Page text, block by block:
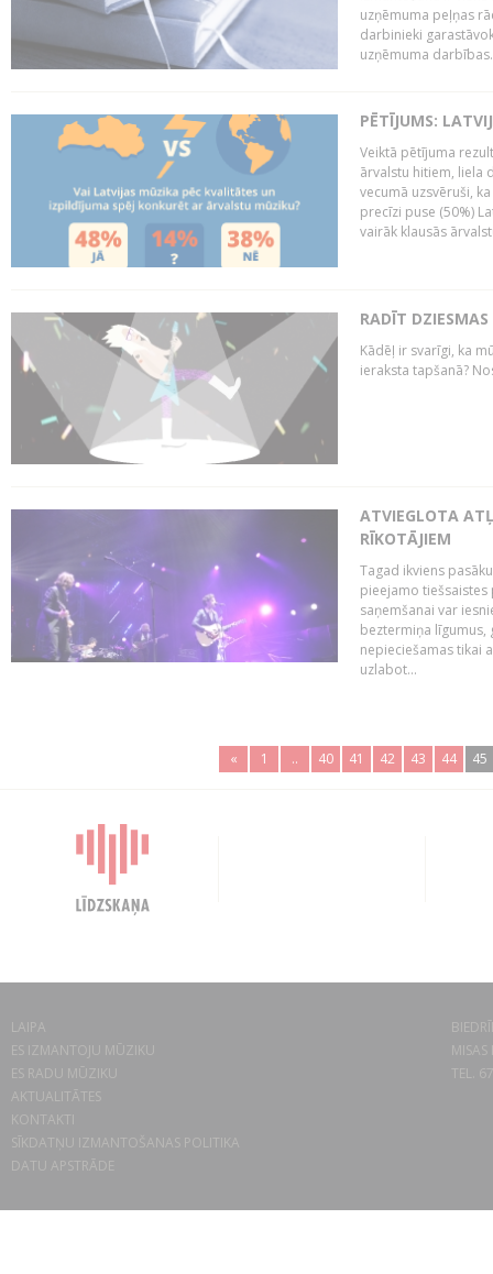
uzņēmuma peļņas
darbinieki
uzņēmuma
PĒTĪJUMS:
Veiktā pētījuma
ārvalstu hitiem, liela
vecumā uzsvēruši,
precīzi puse (50%)
vairāk klausās
RADĪT
Kādēļ ir svarīgi, ka
ieraksta tapšanā?
ATVIEGLOTA
RĪKOTĀJIEM
Tagad ikviens
pieejamo tiešsaistes
saņemšanai var
beztermiņa līgumus,
nepieciešamas tikai
uzlabot...
« 1 .. 40 41 42 43 44 45
LAIPA
ES IZMANTOJU MŪZIKU
ES RADU MŪZIKU
AKTUALITĀTES
KONTAKTI
SĪKDATŅU IZMANTOŠANAS POLITIKA
DATU APSTRĀDE
TEL.